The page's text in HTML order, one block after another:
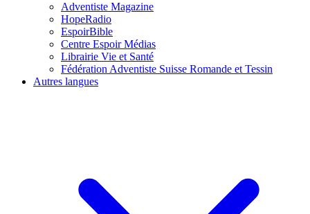
Adventiste Magazine
HopeRadio
EspoirBible
Centre Espoir Médias
Librairie Vie et Santé
Fédération Adventiste Suisse Romande et Tessin
Autres langues